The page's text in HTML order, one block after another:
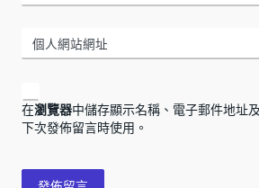
個人網站網址
在瀏覽器中儲存顯示名稱、電子郵件地址
下次發佈留言時使用。